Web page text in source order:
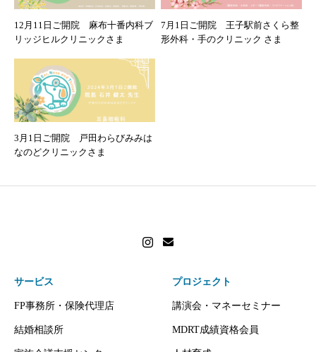
12月11日ご開院 麻布十番内科ブ
リッジヒルクリニックさま
7月1日ご開院 王子駅前さくら整
形外科・手のクリニック さま
3月1日ご開院 戸田わらびみみは
なのどクリニックさま
サービス
FP事務所・保険代理店
結婚相談所
プロジェクト
講演会・マネーセミナー
MDRT成績資格会員